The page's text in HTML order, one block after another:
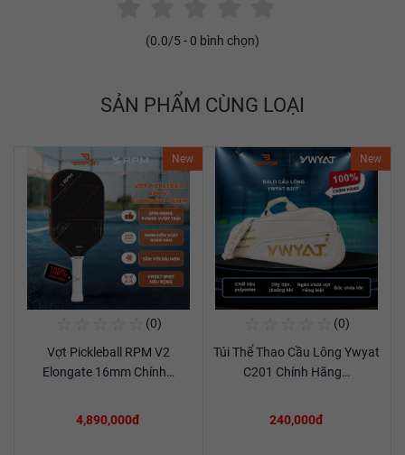
(0.0/5 - 0 bình chọn)
SẢN PHẨM CÙNG LOẠI
New
(0)
Vợt Pickleball RPM V2
Elongate 16mm Chính…
4,890,000đ
New
(0)
Túi Thể Thao Cầu Lông Ywyat
C201 Chính Hãng…
240,000đ